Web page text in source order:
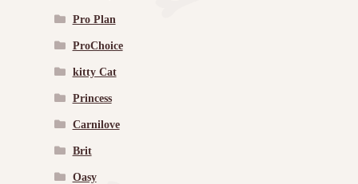
Pro Plan
ProChoice
kitty Cat
Princess
Carnilove
Brit
Oasy